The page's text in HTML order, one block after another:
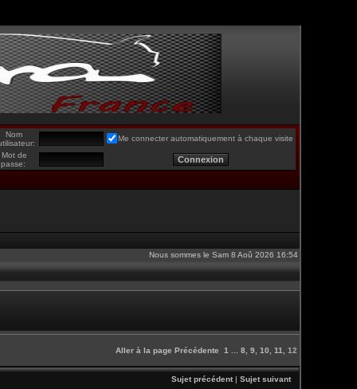
Nom
Me connecter automatiquement à chaque visite
Mot de
passe:
Nous sommes le Sam 8 Aoû 2026 16:54
Aller à la page Précédente 1 8 9 10 11 12
Sujet précédent| Sujet suivant